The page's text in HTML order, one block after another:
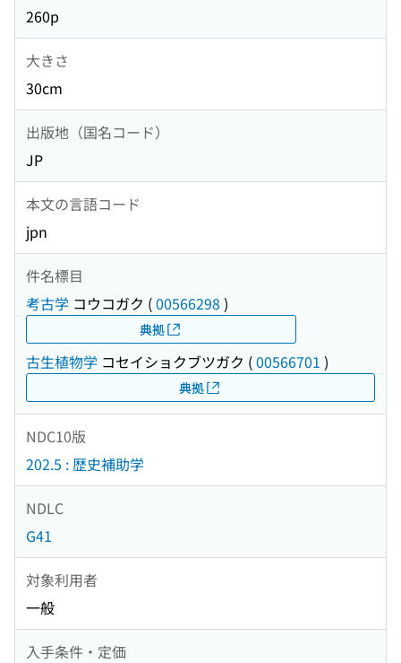
260p
大きさ
30cm
出版地（国名コード）
JP
本文の言語コード
jpn
件名標目
考古学 コウコガク (00566298 )
典拠
古生植物学 コセイショクブツガク (00566701 )
典拠
NDC10版
202.5 : 歴史補助学
NDLC
G41
対象利用者
一般
入手条件・定価